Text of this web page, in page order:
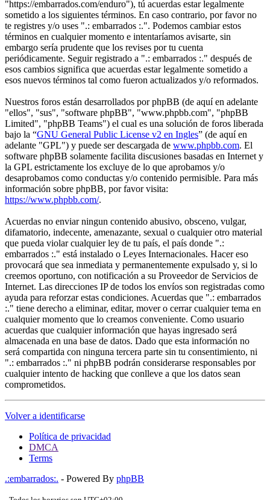
"https://embarrados.com/enduro"), tú acuerdas estar legalmente
sometido a los siguientes términos. En caso contrario, por favor no
te registres y/o uses ".: embarrados :.". Podemos cambiar estos
términos en cualquier momento e intentaríamos avisarte, sin
embargo sería prudente que los revises por tu cuenta
periódicamente. Seguir registrado a ".: embarrados :." después de
esos cambios significa que acuerdas estar legalmente sometido a
esos nuevos términos tal como fueron actualizados y/o reformados.
Nuestros foros están desarrollados por phpBB (de aquí en adelante
"ellos", "sus", "software phpBB", "www.phpbb.com", "phpBB
Limited", "phpBB Teams") el cual es una solución de foros liberada
bajo la “GNU General Public License v2 en Ingles” (de aquí en
adelante "GPL") y puede ser descargada de www.phpbb.com. El
software phpBB solamente facilita discusiones basadas en Internet y
la GPL estrictamente los excluye de lo que aprobamos y/o
desaprobamos como conductas y/o contenido permisible. Para más
información sobre phpBB, por favor visita:
https://www.phpbb.com/.
Acuerdas no enviar ningun contenido abusivo, obsceno, vulgar,
difamatorio, indecente, amenazante, sexual o cualquier otro material
que pueda violar cualquier ley de tu país, el país donde ".:
embarrados :." está instalado o Leyes Internacionales. Hacer eso
provocará que sea inmediata y permanentemente expulsado y, si lo
creemos oportuno, con notificación a su Proveedor de Servicios de
Internet. Las direcciones IP de todos los envíos son registradas como
ayuda para reforzar estas condiciones. Acuerdas que ".: embarrados
:." tiene derecho a eliminar, editar, mover o cerrar cualquier tema en
cualquier momento que lo creamos conveniente. Como usuario
acuerdas que cualquier información que hayas ingresado será
almacenada en una base de datos. Dado que esta información no
será compartida con ninguna tercera parte sin tu consentimiento, ni
".: embarrados :." ni phpBB podrán considerarse responsables por
cualquier intento de hacking que conlleve a que los datos sean
comprometidos.
Volver a identificarse
Política de privacidad
DMCA
Terms
.:embarrados:. - Powered By phpBB